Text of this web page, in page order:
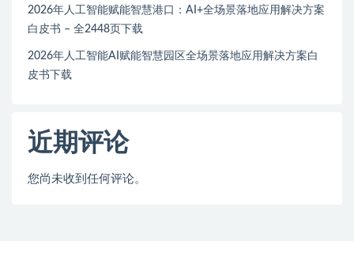
2026年人工智能赋能智慧港口：AI+全场景落地应用解决方案
白皮书 – 全2448页下载
2026年人工智能AI赋能智慧园区全场景落地应用解决方案白
皮书下载
近期评论
您尚未收到任何评论。